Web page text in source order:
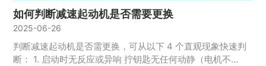
如何判断减速起动机是否需要更换
2025-06-26
判断减速起动机是否需更换，可从以下 4 个直观现象快速判
断： 1. 启动时无反应或异响 拧钥匙无任何动静（电机不